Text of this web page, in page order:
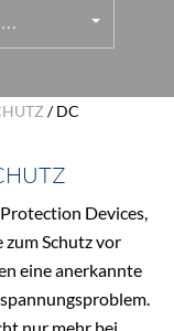
/ DC
Devices,
zum Schutz vor
eine anerkannte